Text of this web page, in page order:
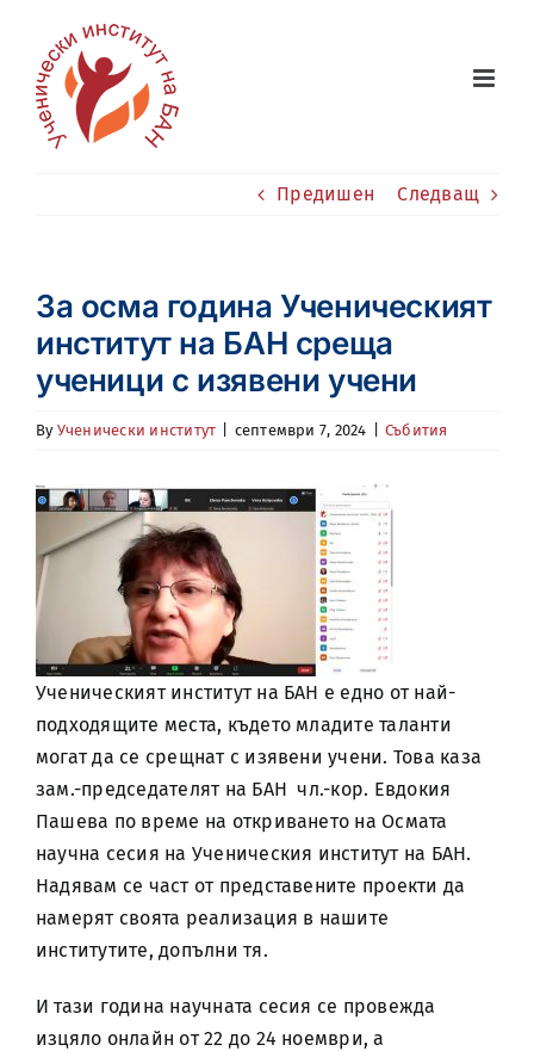
content
Предишен Следващ
За осма година Ученическият
институт на БАН среща
ученици с изявени учени
By Ученически институт септември 7, 2024 Събития
Ученическият институт на БАН е едно от най-
подходящите места, където младите таланти
могат да се срещнат с изявени учени. Това каза
зам.-председателят на БАН чл.-кор. Евдокия
Пашева по време на откриването на Осмата
научна сесия на Ученическия институт на БАН.
Надявам се част от представените проекти да
намерят своята реализация в нашите
институтите, допълни тя.
И тази година научната сесия се провежда
изцяло онлайн от 22 до 24 ноември, а